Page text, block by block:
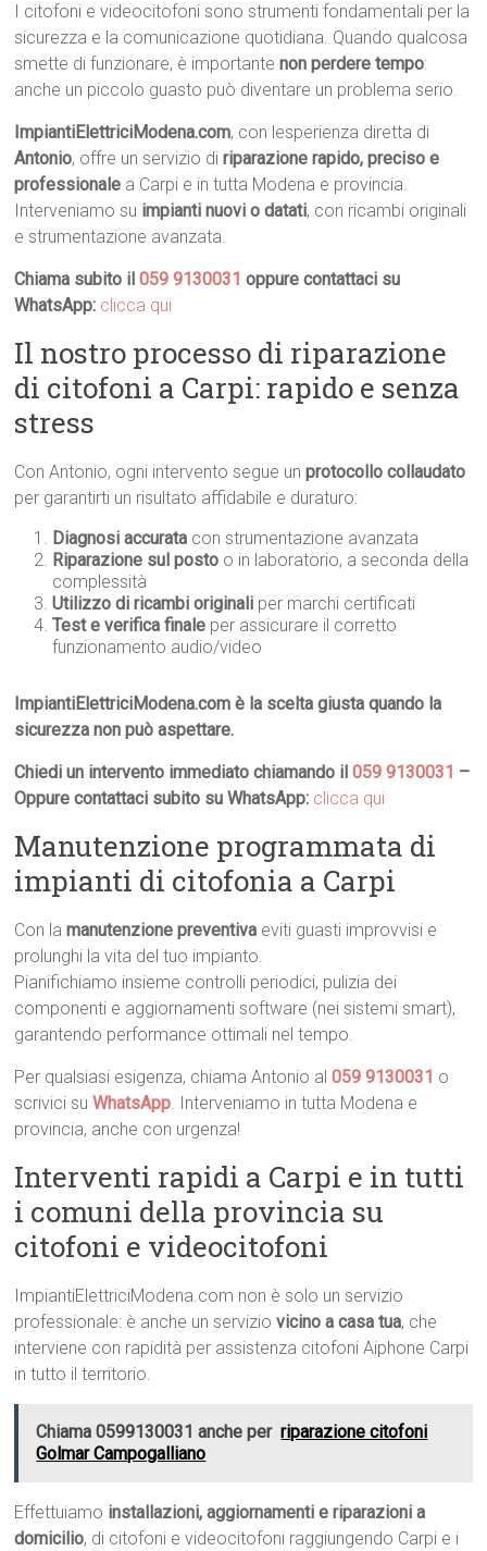
I citofoni e videocitofoni sono strumenti fondamentali per la
sicurezza e la comunicazione quotidiana. Quando qualcosa
smette di funzionare, è importantenon perdere tempo:
anche un piccolo guasto può diventare un problema serio.
ImpiantiElettriciModena.com, con lesperienza diretta di
Antonio, offre un servizio diriparazione rapido, preciso e
professionale a Carpi e in tutta Modena e provincia.
Interveniamo su impianti nuovi o datati, con ricambi originali
e strumentazione avanzata.
Chiama subito il059 9130031 oppure contattaci su
WhatsApp: clicca qui
Il nostro processo di riparazione
di citofoni a Carpi: rapido e senza
stress
Con Antonio, ogni intervento segue unprotocollo collaudato
per garantirti un risultato affidabile e duraturo:
Diagnosi accurata con strumentazione avanzata
Riparazione sul posto o in laboratorio, a seconda della
complessità
Utilizzo di ricambi originali per marchi certificati
Test e verifica finale per assicurare il corretto
funzionamento audio/video
ImpiantiElettriciModena.com è la scelta giusta quando la
sicurezza non può aspettare.
Chiedi un intervento immediato chiamando il059 9130031 –
Oppure contattaci subito su WhatsApp: clicca qui
Manutenzione programmata di
impianti di citofonia a Carpi
Con lamanutenzione preventiva eviti guasti improvvisi e
prolunghi la vita del tuo impianto.
Pianifichiamo insieme controlli periodici, pulizia dei
componenti e aggiornamenti software (nei sistemi smart),
garantendo performance ottimali nel tempo.
Per qualsiasi esigenza, chiama Antonio al059 9130031 o
scrivici suWhatsApp. Interveniamo in tutta Modena e
provincia, anche con urgenza!
Interventi rapidi a Carpi e in tutti
i comuni della provincia su
citofoni e videocitofoni
ImpiantiElettriciModena.com non è solo un servizio
professionale: è anche un serviziovicino a casa tua, che
interviene con rapidità per assistenza citofoni Aiphone Carpi
in tutto il territorio.
Chiama 0599130031 anche per riparazione citofoni
Golmar Campogalliano
Effettuiamo installazioni, aggiornamenti e riparazioni a
domicilio, di citofoni e videocitofoni raggiungendo Carpi e i